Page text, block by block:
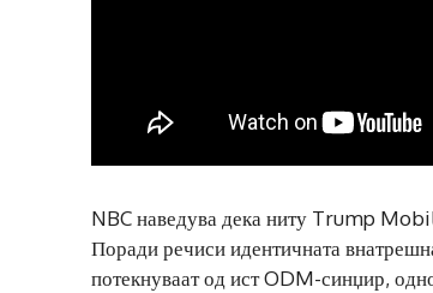
NBC наведува дека ниту Trump
Поради речиси идентичната
потекнуваат од ист ODM-синџир,